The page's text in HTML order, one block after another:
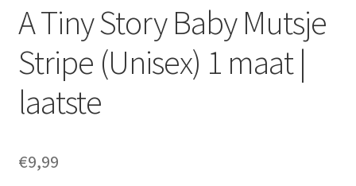
A Tiny Story Baby Mutsje
Stripe (Unisex) 1 maat |
laatste
€9,99